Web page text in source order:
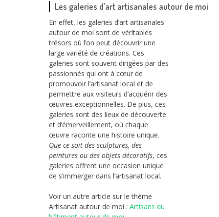
Les galeries d’art artisanales autour de moi
En effet, les galeries d’art artisanales
autour de moi sont de véritables
trésors où l’on peut découvrir une
large variété de créations. Ces
galeries sont souvent dirigées par des
passionnés qui ont à cœur de
promouvoir l’artisanat local et de
permettre aux visiteurs d’acquérir des
œuvres exceptionnelles. De plus, ces
galeries sont des lieux de découverte
et d’émerveillement, où chaque
œuvre raconte une histoire unique.
Que ce soit des sculptures, des
peintures ou des objets décoratifs, ces
galeries offrent une occasion unique
de s’immerger dans l’artisanat local.
Voir un autre article sur le thème
Artisanat autour de moi : Artisans du